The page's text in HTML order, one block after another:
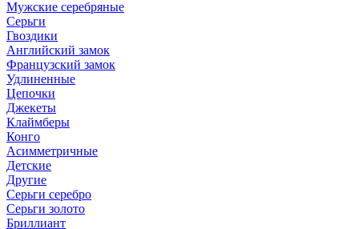
Мужские серебряные
Серьги
Гвоздики
Английский замок
Французский замок
Удлиненные
Цепочки
Джекеты
Клаймберы
Конго
Асимметричные
Детские
Другие
Серьги серебро
Серьги золото
Бриллиант